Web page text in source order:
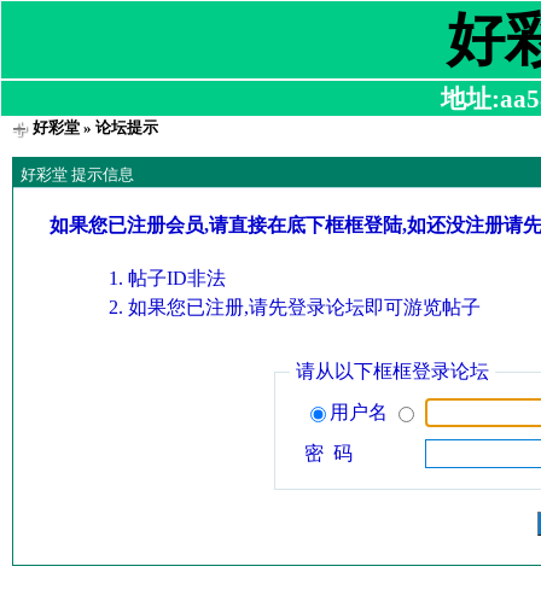
好
地址
好彩堂» 论坛提示
好彩堂 提示信息
如果您已注册会员,请直接在底下框框登陆,如还没注册请
帖子ID非法
如果您已注册,请先登录论坛即可游览帖子
请从以下框框登录论坛
用户名
密 码